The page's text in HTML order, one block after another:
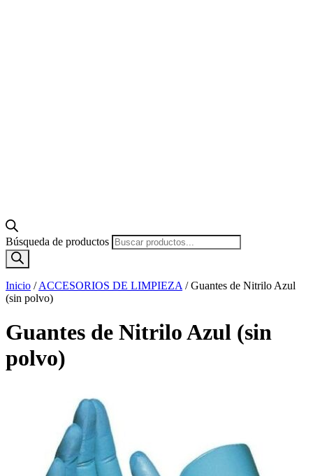
Búsqueda de productos
Inicio /ACCESORIOS DE LIMPIEZA /Guantes de Nitrilo Azul
(sin polvo)
Guantes de Nitrilo Azul (sin
polvo)